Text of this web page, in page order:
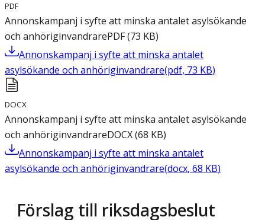
PDF
Annonskampanj i syfte att minska antalet asylsökande
och anhöriginvandrarePDF(73 KB)
Annonskampanj i syfte att minska antalet
asylsökande och anhöriginvandrare(pdf, 73 KB)
DOCX
Annonskampanj i syfte att minska antalet asylsökande
och anhöriginvandrareDOCX(68 KB)
Annonskampanj i syfte att minska antalet
asylsökande och anhöriginvandrare(docx, 68 KB)
Förslag till riksdagsbeslut